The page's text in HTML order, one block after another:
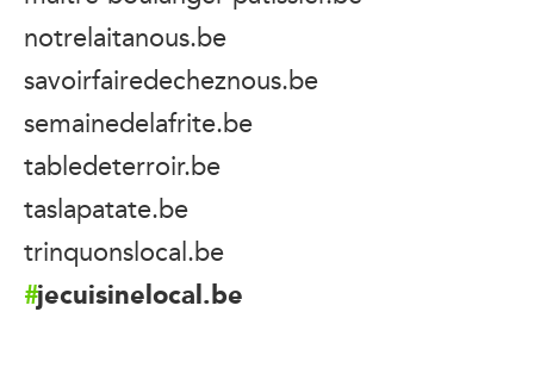
notrelaitanous.be
savoirfairedecheznous.be
semainedelafrite.be
tabledeterroir.be
taslapatate.be
trinquonslocal.be
jecuisinelocal.be